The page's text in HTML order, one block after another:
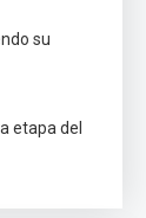
su
etapa del